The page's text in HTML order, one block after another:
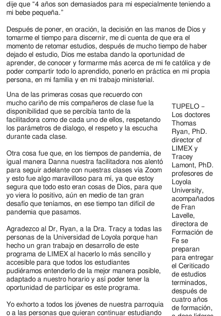
dije que “4 años son demasiados para mi especialmente teniendo a
mi bebe pequeña.”
Después de poner, en oración, la decisión en las manos de Dios y
tomarme el tiempo para discernir, me di cuenta de que era el
momento de retomar estudios, después de mucho tiempo de haber
dejado el estudio, Dios me estaba dando la oportunidad de
aprender, de conocer y formarme más acerca de mi fe católica y de
poder compartir todo lo aprendido, ponerlo en práctica en mi propia
persona, en mi familia y en mi trabajo ministerial.
TUPELO –
Los doctores
Thomas
Ryan, PhD.
director of
LIMEX y
Tracey
Lamont, PhD.
profesores de
Loyola
University,
acompañados
de Fran
Lavelle,
directora de
Formación de
Fe se
preparan
para entregar
el Ceriticado
de estudios
terminados,
después de
cuatro años
de formación,
Una de las primeras cosas que recuerdo con
mucho cariño de mis compañeros de clase fue la
disponibilidad que se percibía tanto de la
facilitadora como de cada uno de ellos, respetando
los parámetros de dialogo, el respeto y la escucha
durante cada clase.
Otra cosa fue que, en los tiempos de pandemia, de
igual manera Danna nuestra facilitadora nos alentó
para seguir adelante con nuestras clases vía Zoom
y esto fue algo maravilloso para mí, ya que estoy
segura que todo esto eran cosas de Dios, para que
yo viera lo positivo, aún en medio de tan gran
desafío que teníamos, en ese tiempo tan difícil de
pandemia que pasamos.
Agradezco al Dr, Ryan, a la Dra. Tracy a todas las
personas de la Universidad de Loyola porque han
hecho un gran trabajo en desarrollo de este
programa de LIMEX al hacerlo lo más sencillo y
accesible para que todos los estudiantes
pudiéramos entenderlo de la mejor manera posible,
adaptado a nuestro horario y así poder tener la
oportunidad de participar es este programa.
Yo exhorto a todos los jóvenes de nuestra parroquia
o a las personas que quieran continuar estudiando